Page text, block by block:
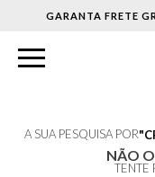
GARANTA FRETE
A SUA PESQUISA POR
NÃO
TENTE